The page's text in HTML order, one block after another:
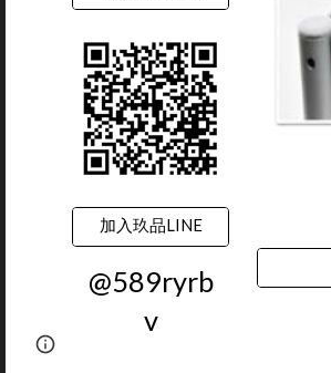
加入玖品LINE
@589ryrb
v